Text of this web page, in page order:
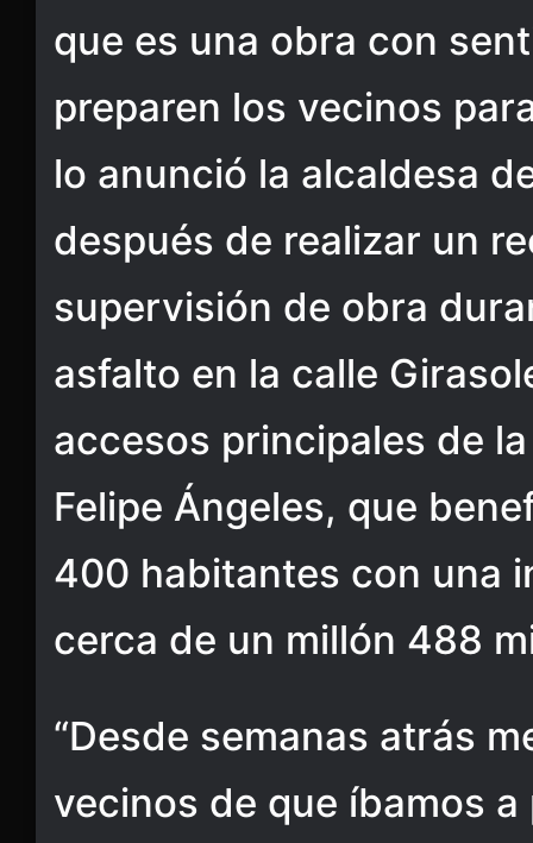
que es una obra con
preparen los vecinos
lo anunció la alcaldesa
después de realizar un
supervisión de obra
asfalto en la calle
accesos principales de
Felipe Ángeles, que
400 habitantes con una
cerca de un millón 488
“Desde semanas atrás
vecinos de que íbamos